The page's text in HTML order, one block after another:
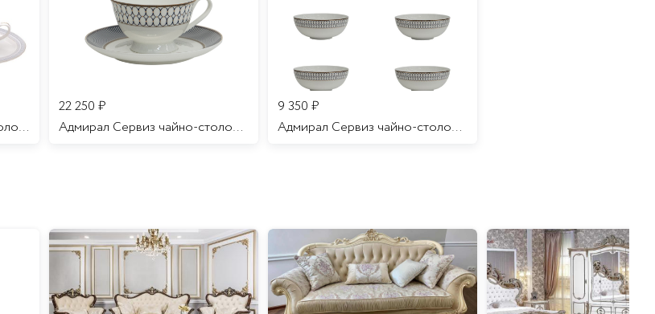
Аделаида Сервиз чайно-столовый 12 персон 69 предметов/1
22 250 ₽
Адмирал Сервиз чайно-столовый 12 персон 70 предметов/1
9 350 ₽
Адмирал Сервиз чайно-столовый 6 персон 32 предмета/1